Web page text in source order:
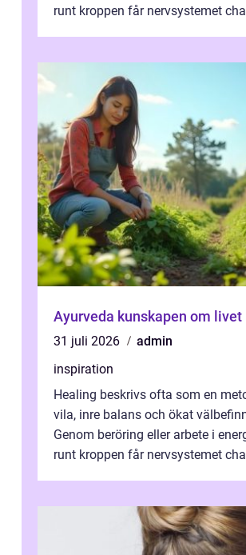
runt kroppen får nervsystemet
Ayurveda kunskapen om
31 juli 2026
admin
inspiration
Healing beskrivs ofta som en
vila, inre balans och ökat
Genom beröring eller arbete i
runt kroppen får nervsystemet